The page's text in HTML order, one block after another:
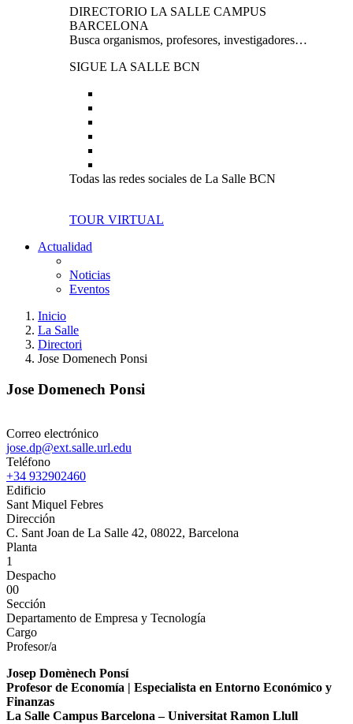
DIRECTORIO LA SALLE CAMPUS
BARCELONA
Busca organismos, profesores, investigadores…
SIGUE LA SALLE BCN
Todas las redes sociales de La Salle BCN
TOUR VIRTUAL
Actualidad
Noticias
Eventos
Inicio
La Salle
Directori
Jose Domenech Ponsi
Jose Domenech Ponsi
Correo electrónico
jose.dp@ext.salle.url.edu
Teléfono
+34 932902460
Edificio
Sant Miquel Febres
Dirección
C. Sant Joan de La Salle 42, 08022, Barcelona
Planta
1
Despacho
00
Sección
Departamento de Empresa y Tecnología
Cargo
Profesor/a
Josep Domènech Ponsí
Profesor de Economía | Especialista en Entorno Económico y
Finanzas
La Salle Campus Barcelona – Universitat Ramon Llull